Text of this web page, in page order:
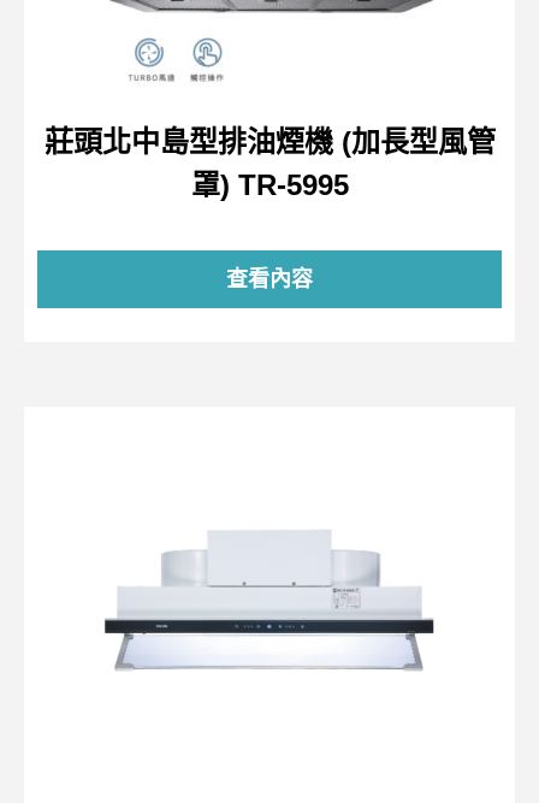
莊頭北中島型排油煙機 (加長型風管
罩) TR-5995
查看內容